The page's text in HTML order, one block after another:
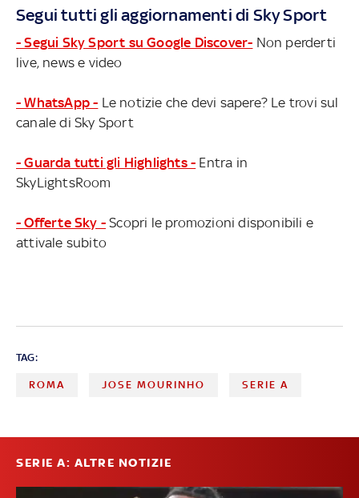
Segui tutti gli aggiornamenti di Sky Sport
- Segui Sky Sport su Google Discover- Non perderti
live, news e video
- WhatsApp - Le notizie che devi sapere? Le trovi sul
canale di Sky Sport
- Guarda tutti gli Highlights - Entra in
SkyLightsRoom
- Offerte Sky - Scopri le promozioni disponibili e
attivale subito
TAG:
ROMA JOSE MOURINHO SERIE A
SERIE A: ALTRE NOTIZIE